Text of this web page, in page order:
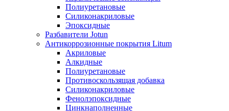
Полиуретановые
Силиконакриловые
Эпоксидные
Разбавители Jotun
Антикоррозионные покрытия Litum
Акриловые
Алкидные
Полиуретановые
Противоскользящая добавка
Силиконакриловые
Фенолэпоксидные
Цинкнаполненные